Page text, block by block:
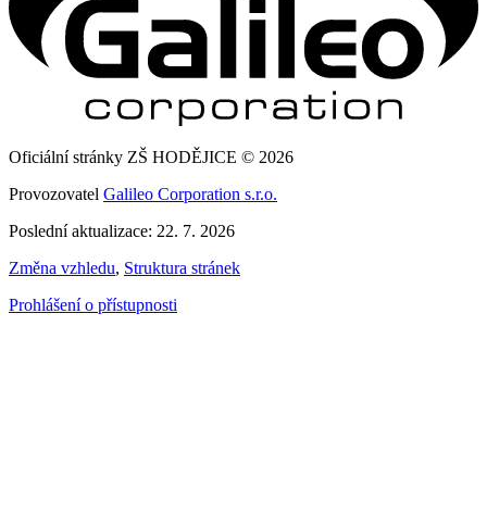
Oficiální stránky ZŠ HODĚJICE © 2026
Provozovatel Galileo Corporation s.r.o.
Poslední aktualizace: 22. 7. 2026
Změna vzhledu, Struktura stránek
Prohlášení o přístupnosti